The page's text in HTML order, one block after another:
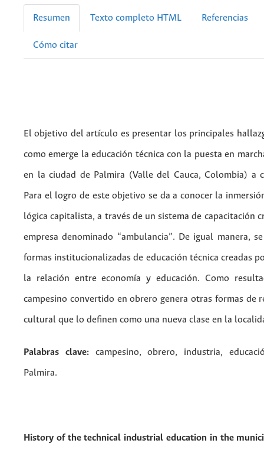
Resumen Texto completo HTML Referencias
Cómo citar
El objetivo del artículo es presentar los principales
como emerge la educación técnica con la puesta en
en la ciudad de Palmira (Valle del Cauca, Colombia) a
Para el logro de este objetivo se da a conocer la
lógica capitalista, a través de un sistema de capacitación
empresa denominado “ambulancia”. De igual manera,
formas institucionalizadas de educación técnica creadas
la relación entre economía y educación. Como
campesino convertido en obrero genera otras formas de
cultural que lo definen como una nueva clase en la
Palabras clave: campesino, obrero, industria,
Palmira.
History of the technical industrial education in the